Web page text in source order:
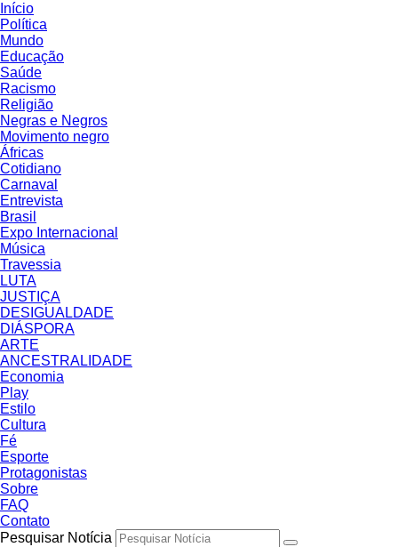
Início
Política
Mundo
Educação
Saúde
Racismo
Religião
Negras e Negros
Movimento negro
Áfricas
Cotidiano
Carnaval
Entrevista
Brasil
Expo Internacional
Música
Travessia
LUTA
JUSTIÇA
DESIGUALDADE
DIÁSPORA
ARTE
ANCESTRALIDADE
Economia
Play
Estilo
Cultura
Fé
Esporte
Protagonistas
Sobre
FAQ
Contato
Pesquisar Notícia